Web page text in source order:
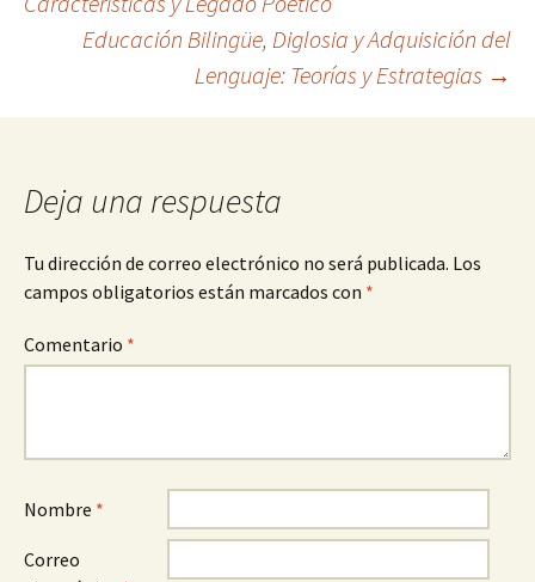
entradas
Educación Bilingüe, Diglosia y Adquisición del
Lenguaje: Teorías y Estrategias →
Deja una respuesta
Tu dirección de correo electrónico no será publicada. Los
campos obligatorios están marcados con *
Comentario *
Nombre *
Correo